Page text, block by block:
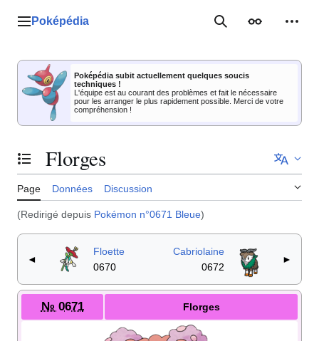
Menu principal
Poképédia RechercherApparence
Poképédia subit actuellement quelques soucis
techniques !
L'équipe est au courant des problèmes et fait le nécessaire
pour les arranger le plus rapidement possible. Merci de votre
compréhension !
Basculer la table des matières
Florges
Page Données Discussion
(Redirigé depuis Pokémon n°0671 Bleue)
◄
Floette
0670
Cabriolaine
0672
►
№ 0671 Florges